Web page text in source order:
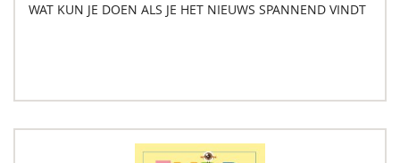
WAT KUN JE DOEN ALS JE HET NIEUWS SPANNEND VINDT